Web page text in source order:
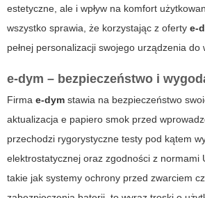
estetyczne, ale i wpływ na komfort
wszystko sprawia, że korzystając z oferty e-
pełnej personalizacji swojego urządzenia do
e-dym – bezpieczeństwo i
Firma e-dym stawia na bezpieczeństwo
aktualizacja e papiero smok przed
przechodzi rygorystyczne testy pod kątem
elektrostatycznej oraz zgodności z normami
takie jak systemy ochrony przed zwarciem